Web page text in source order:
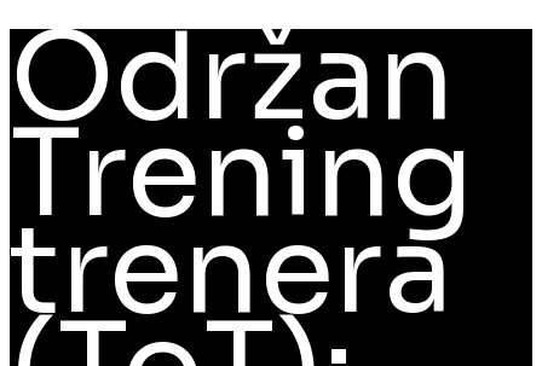
Održan
Trening
trenera